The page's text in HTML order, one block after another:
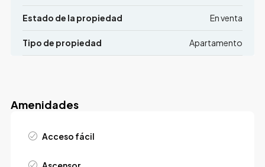
Estado de la propiedad En venta
Tipo de propiedad Apartamento
Amenidades
Acceso fácil